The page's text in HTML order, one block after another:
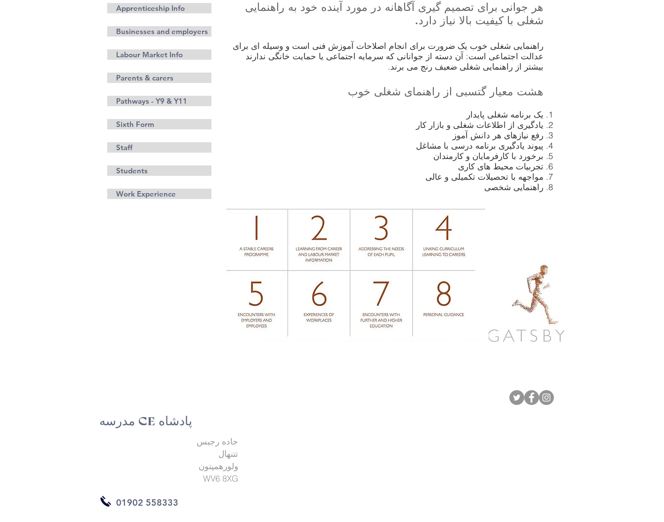
Apprenticeship Info
Businesses and employers
Labour Market Info
Parents & carers
Pathways - Y9 & Y11
Sixth Form
Staff
Students
Work Experience
هر جوانی برای تصمیم گیری آگاهانه در مورد آینده خود به راهنمایی
شغلی با کیفیت بالا نیاز دارد.
راهنمایی شغلی خوب یک ضرورت برای انجام اصلاحات آموزش فنی است و وسیله ای برای
عدالت اجتماعی است: آن دسته از جوانانی که سرمایه اجتماعی یا حمایت خانگی ندارند
بیشتر از راهنمایی شغلی ضعیف رنج می برند.
هشت معیار گتسبی از راهنمای شغلی خوب
یک برنامه شغلی پایدار
یادگیری از اطلاعات شغلی و بازار کار
رفع نیازهای هر دانش آموز
پیوند یادگیری برنامه درسی با مشاغل
برخورد با کارفرمایان و کارمندان
تجربیات محیط های کاری
مواجهه با تحصیلات تکمیلی و عالی
راهنمایی شخصی
مدرسه CE پادشاه
جاده رجیس
تتنهال
ولورهمپتون
WV6 8XG
01902 558333